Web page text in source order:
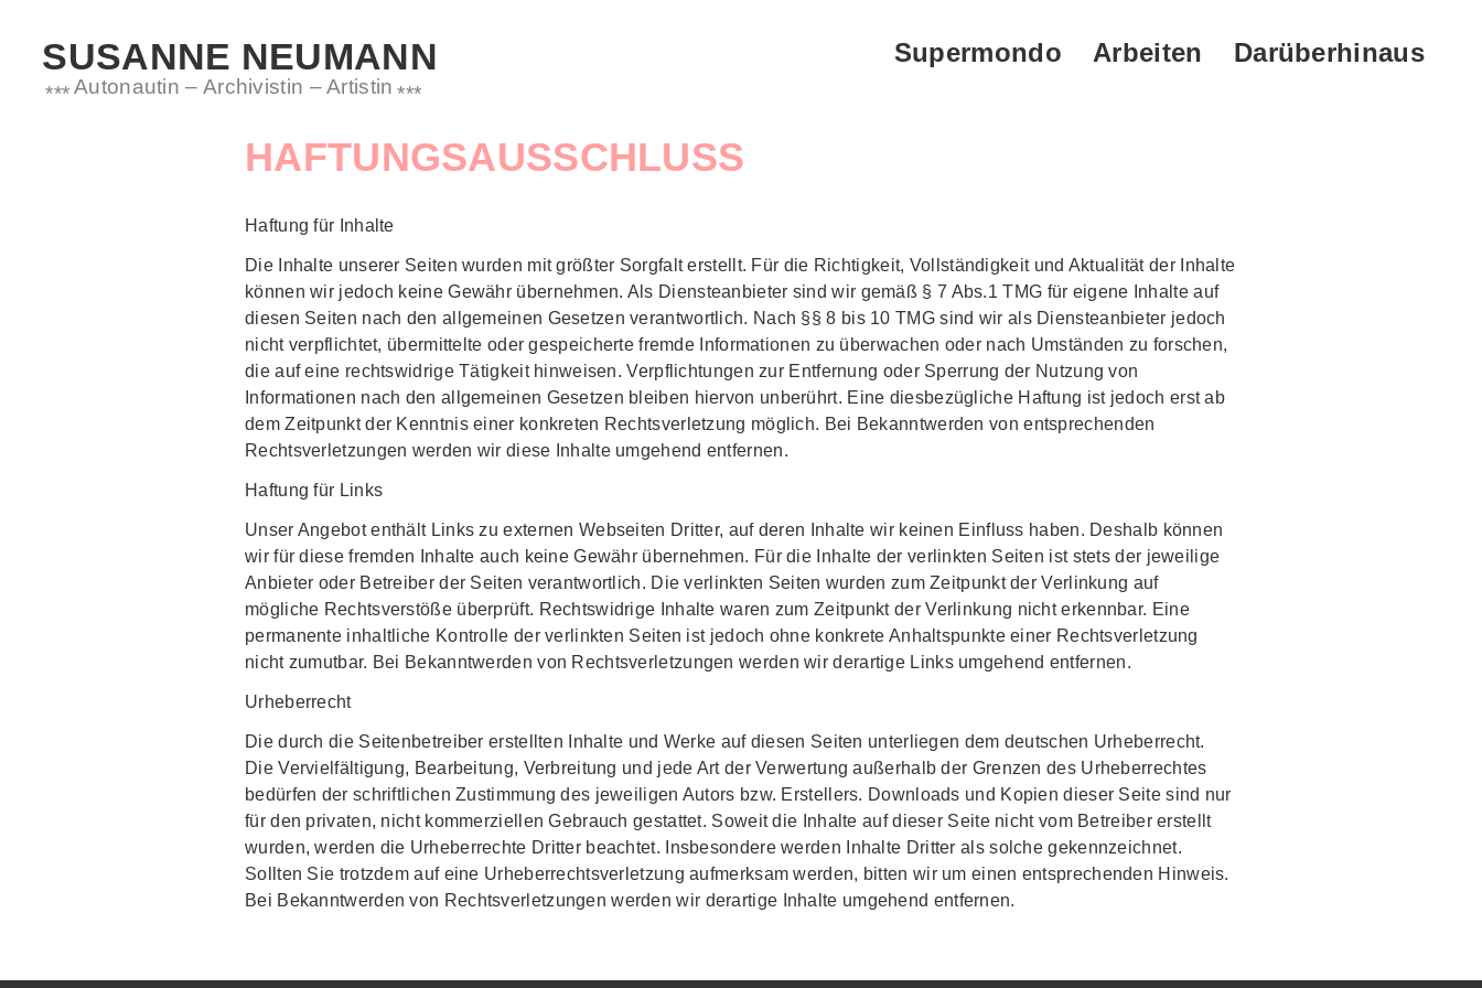
SUSANNE NEUMANN
Autonautin – Archivistin – Artistin
Show navigation
Supermondo Arbeiten Darüberhinaus
HAFTUNGSAUSSCHLUSS
Haftung für Inhalte
Die Inhalte unserer Seiten wurden mit größter Sorgfalt erstellt. Für die Richtigkeit, Vollständigkeit und Aktualität der Inhalte
können wir jedoch keine Gewähr übernehmen. Als Diensteanbieter sind wir gemäß § 7 Abs.1 TMG für eigene Inhalte auf
diesen Seiten nach den allgemeinen Gesetzen verantwortlich. Nach §§ 8 bis 10 TMG sind wir als Diensteanbieter jedoch
nicht verpflichtet, übermittelte oder gespeicherte fremde Informationen zu überwachen oder nach Umständen zu forschen,
die auf eine rechtswidrige Tätigkeit hinweisen. Verpflichtungen zur Entfernung oder Sperrung der Nutzung von
Informationen nach den allgemeinen Gesetzen bleiben hiervon unberührt. Eine diesbezügliche Haftung ist jedoch erst ab
dem Zeitpunkt der Kenntnis einer konkreten Rechtsverletzung möglich. Bei Bekanntwerden von entsprechenden
Rechtsverletzungen werden wir diese Inhalte umgehend entfernen.
Haftung für Links
Unser Angebot enthält Links zu externen Webseiten Dritter, auf deren Inhalte wir keinen Einfluss haben. Deshalb können
wir für diese fremden Inhalte auch keine Gewähr übernehmen. Für die Inhalte der verlinkten Seiten ist stets der jeweilige
Anbieter oder Betreiber der Seiten verantwortlich. Die verlinkten Seiten wurden zum Zeitpunkt der Verlinkung auf
mögliche Rechtsverstöße überprüft. Rechtswidrige Inhalte waren zum Zeitpunkt der Verlinkung nicht erkennbar. Eine
permanente inhaltliche Kontrolle der verlinkten Seiten ist jedoch ohne konkrete Anhaltspunkte einer Rechtsverletzung
nicht zumutbar. Bei Bekanntwerden von Rechtsverletzungen werden wir derartige Links umgehend entfernen.
Urheberrecht
Die durch die Seitenbetreiber erstellten Inhalte und Werke auf diesen Seiten unterliegen dem deutschen Urheberrecht.
Die Vervielfältigung, Bearbeitung, Verbreitung und jede Art der Verwertung außerhalb der Grenzen des Urheberrechtes
bedürfen der schriftlichen Zustimmung des jeweiligen Autors bzw. Erstellers. Downloads und Kopien dieser Seite sind nur
für den privaten, nicht kommerziellen Gebrauch gestattet. Soweit die Inhalte auf dieser Seite nicht vom Betreiber erstellt
wurden, werden die Urheberrechte Dritter beachtet. Insbesondere werden Inhalte Dritter als solche gekennzeichnet.
Sollten Sie trotzdem auf eine Urheberrechtsverletzung aufmerksam werden, bitten wir um einen entsprechenden Hinweis.
Bei Bekanntwerden von Rechtsverletzungen werden wir derartige Inhalte umgehend entfernen.